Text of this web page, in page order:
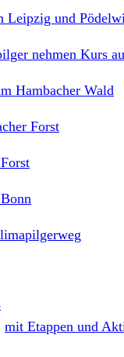
Leipzig und
nehmen Kurs
Hambacher Wald
Forst
mit Etappen und